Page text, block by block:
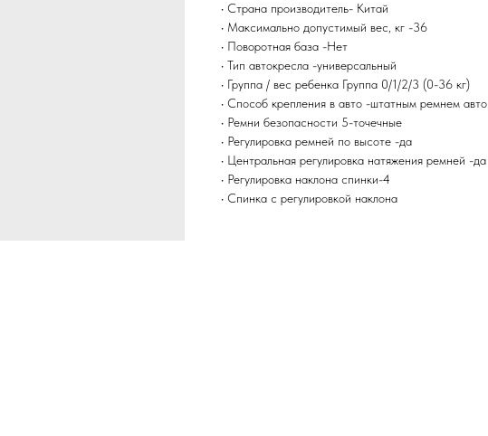
• Страна производитель- Китай
• Максимально допустимый вес, кг -36
• Поворотная база -Нет
• Тип автокресла -универсальный
• Группа / вес ребенка Группа 0/1/2/3 (0-36 кг)
• Способ крепления в авто -штатным ремнем авто
• Ремни безопасности 5-точечные
• Регулировка ремней по высоте -да
• Центральная регулировка натяжения ремней -да
• Регулировка наклона спинки-4
• Спинка с регулировкой наклона